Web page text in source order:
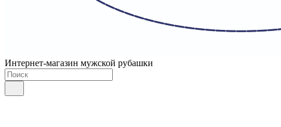
Интернет-магазин мужской рубашки